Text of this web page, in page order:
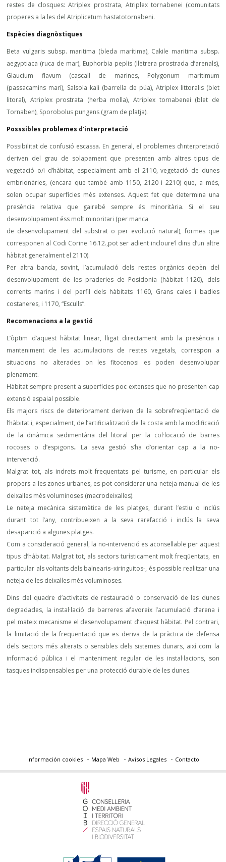
restes de closques: Atriplex prostrata, Atriplex tornabenei (comunitats
properes a la les del Atriplicetum hastatotornabeni.
Espècies diagnòstiques
Beta vulgaris subsp. maritima (bleda marítima), Cakile maritima subsp.
aegyptiaca (ruca de mar), Euphorbia peplis (lletrera prostrada d’arenals),
Glaucium flavum (cascall de marines, Polygonum maritimum
(passacamins marí), Salsola kali (barrella de púa), Atriplex littoralis (blet
litoral), Atriplex prostrata (herba molla), Atriplex tornabenei (blet de
Tornaben), Sporobolus pungens (gram de platja).
Posssibles problemes d’interpretació
Possibilitat de confusió escassa. En general, el problemes d’interpretació
deriven del grau de solapament que presenten amb altres tipus de
vegetació o/i d’hàbitat, especialment amb el 2110, vegetació de dunes
embrionàries, (encara que també amb 1150, 2120 i 2210) que, a més,
solen ocupar superfícies més extenses. Aquest fet que determina una
presència relativa que gairebé sempre és minoritària. Si el seu
desenvolupament éss molt minoritari (per manca
de desenvolupament del substrat o per evolució natural), formes que
corresponen al Codi Corine 16.12.,pot ser adient incloure’l dins d’un altre
hàbitat generalment el 2110).
Per altra banda, sovint, l’acumulació dels restes orgànics depèn del
desenvolupament de les praderies de Posidonia (hàbitat 1120), dels
corrents marins i del perfil dels hàbitats 1160, Grans cales i badies
costaneres, i 1170, “Esculls”.
Recomenacions a la gestió
L’òptim d’aquest hàbitat linear, lligat directament amb la presència i
manteniment de les acumulacions de restes vegetals, correspon a
situacions no alterades on les fitocenosi es poden desenvolupar
plenament.
Hàbitat sempre present a superfícies poc extenses que no presenten cap
extensió espaial possible.
Els majors riscs de deteriorament deriven de la sobrefreqüentació de
l’hàbitat i, especialment, de l’artificialització de la costa amb la modificació
de la dinàmica sedimentària del litoral per la col·locació de barres
rocoses o d’espigons.. La seva gestió s’ha d’orientar cap a la no-
intervenció.
Malgrat tot, als indrets molt frequentats pel turisme, en particular els
propers a les zones urbanes, es pot considerar una neteja manual de les
deixalles més voluminoses (macrodeixalles).
Le neteja mecànica sistemàtica de les platges, durant l’estiu o inclús
durant tot l’any, contribueixen a la seva rarefacció i inclús la seva
desaparició a algunes platges.
Com a consideració general, la no-intervenció es aconsellable per aquest
tipus d’hàbitat. Malgrat tot, als sectors turísticament molt freqüentats, en
particular als voltants dels balnearis–xiringuitos-, és possible realitzar una
neteja de les deixalles més voluminoses.
Dins del quadre d’activitats de restauració o conservació de les dunes
degradades, la instal·lació de barreres afavoreix l’acumulació d’arena i
pel mateix mecanisme el desenvolupament d’aquest hàbitat. Pel contrari,
la limitació de la freqüentació que es deriva de la pràctica de defensa
dels sectors més alterats o sensibles dels sistemes dunars, així com la
informació pública i el manteniment regular de les instal·lacions, son
tasques indispensables per una protecció durable de les dunes.
Información cookies Mapa Web Avisos Legales Contacto